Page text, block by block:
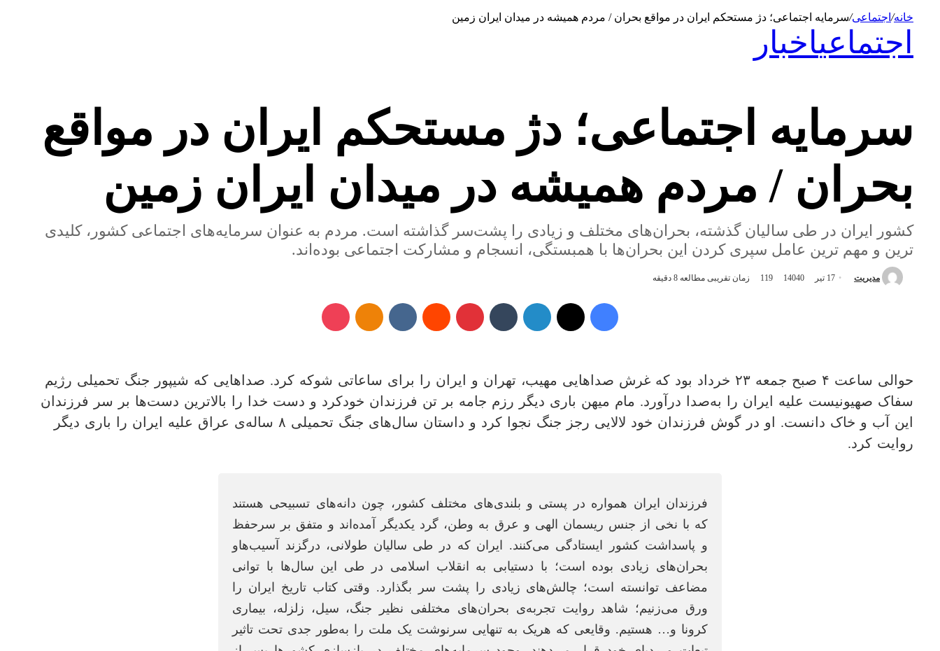
خانه/ اجتماعی/سرمایه اجتماعی؛ دژ مستحکم ایران در مواقع بحران / مردم همیشه در میدان ایران زمین
اجتماعیاخبار
سرمایه اجتماعی؛ دژ مستحکم ایران در مواقع
بحران / مردم همیشه در میدان ایران زمین
کشور ایران در طی سالیان گذشته، بحران‌های مختلف و زیادی را پشت‌سر گذاشته‌ است. مردم به عنوان سرمایه‌های اجتماعی کشور، کلیدی
ترین و مهم ترین عامل سپری کردن این بحران‌ها با همبستگی، انسجام و مشارکت اجتماعی بوده‌اند.
مدیریت
ارسال17 تیر 1404 0 زمان تقریبی مطالعه 8 دقیقه
فیسبوک ایکس لینکداین تامبلر پینتریستReddit
VKontakte
Odnoklassniki
پاکت
حوالی ساعت ۴ صبح جمعه ۲۳ خرداد بود که غرش صدا‌هایی مهیب، تهران و ایران را برای ساعاتی شوکه کرد. صدا‌هایی که شیپور جنگ تحمیلی رژیم
سفاک صهیونیست علیه ایران را به‌صدا درآورد. مام میهن باری دیگر رزم جامه بر تن فرزندان خودکرد و دست خدا را بالاترین دست‌ها بر سر فرزندان
این آب و خاک دانست. او در گوش فرزندان خود لالایی رجز جنگ نجوا کرد و داستان سال‌های جنگ تحمیلی ۸ ساله‌ی عراق علیه ایران را باری دیگر
روایت کرد.
فرزندان ایران همواره در پستی و بلندی‌های مختلف کشور، چون دانه‌های تسبیحی هستند
که با نخی از جنس ریسمان الهی و عرق به وطن، گرد یکدیگر آمده‌اند و متفق بر سرحفظ
و پاسداشت کشور ایستادگی می‌کنند. ایران که در طی سالیان طولانی، درگزند آسیب‌هاو
بحران‌های زیادی بوده است؛ با دستیابی به انقلاب اسلامی در طی این سال‌ها با توانی
مضاعف توانسته است؛ چالش‌های زیادی را پشت سر بگذارد. وقتی کتاب تاریخ ایران را
ورق می‌زنیم؛ شاهد روایت تجربه‌ی بحران‌های مختلفی نظیر جنگ، سیل، زلزله، بیماری
کرونا و… هستیم. وقایعی که هریک به تنهایی سرنوشت یک ملت را به‌طور جدی تحت تاثیر